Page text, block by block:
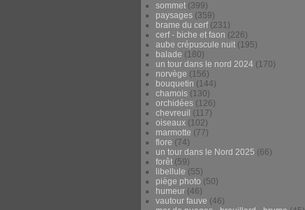
sommet (399)
paysages (359)
brame du cerf(231)
cerf - biche et faon (226)
aube crépuscule nuit (195)
balade (180)
un tour dans le nord 2024 (170)
norvège (156)
bouquetin (144)
chamois (130)
orchidées (126)
chevreuil (117)
oiseaux (102)
marmotte (77)
flore (74)
un tour dans le Nord 2025 (66)
forêt (59)
libellule (55)
piège photo (50)
humeur (46)
vautour fauve (46)